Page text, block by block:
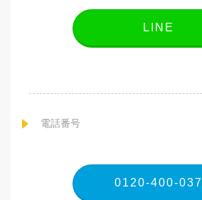
LINE
電話番号
0120-400-037